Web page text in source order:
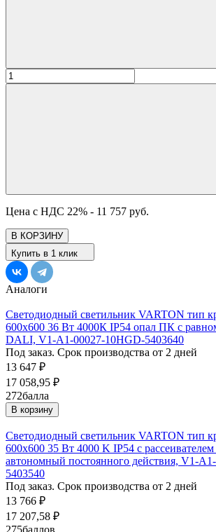
Цена с НДС 22% - 11 757 руб.
В КОРЗИНУ
Купить в 1 клик
Аналоги
Светодиодный светильник VARTON тип
600х600 36 Вт 4000К IP54 опал ПК с
DALI, V1-A1-00027-10HGD-5403640
Под заказ. Срок производства от 2 дней
13 647 ₽
17 058,95 ₽
272балла
В корзину
Светодиодный светильник VARTON тип
600х600 35 Вт 4000 K IP54 с
автономный постоянного действия, V1-
5403540
Под заказ. Срок производства от 2 дней
13 766 ₽
17 207,58 ₽
275баллов